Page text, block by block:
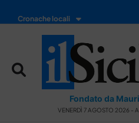
Cronache locali
Fondato da
VENERDÌ 7 AGOSTO 2026 -